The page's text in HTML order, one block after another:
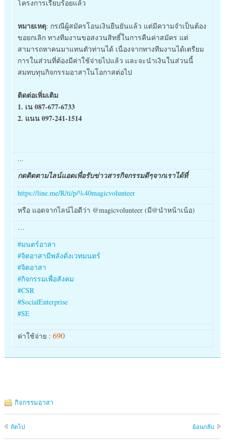
โครงการเรียบร้อยแล้ว
หมายเหตุ: กรณีผู้สมัครโอนเงินยืนยันแล้ว แต่มีความจำเป็นต้อง
ขอยกเลิก ทางทีมงานขอสงวนสิทธิ์ในการคืนค่าสมัคร แต่
สามารถหาคนมาแทนตัวท่านได้ เนื่องจากทางทีมงานได้เตรียม
การในส่วนที่ต้องมีค่าใช้จ่ายไปแล้ว และจะนำเงินในส่วนนี้
สมทบทุนกิจกรรมอาสาในโอกาสต่อไป
ติดต่อเพิ่มเติม
1. เน 087-677-6733
2. แนน 097-241-1514
…
กดติดตามไลน์แอดเพื่อรับข่าวสารกิจกรรมดีๆจากเราได้ที่
https://line.me/R/ti/p/%40magicvolunteer
หรือ แอดจากไลน์ไอดีว่า @magicvolunteer (มี@นำหน้าเน้อ)
…
#มนตร์อาสา
#จิตอาสามีพลังดั่งเวทมนตร์
#จิตอาสา
#กิจกรรมเพื่อสังคม
#CSR
#SocialEnterprise
#SE
ค่าใช้จ่าย : 690
กิจกรรมอาสา
ถัดไป ย้อนกลับ